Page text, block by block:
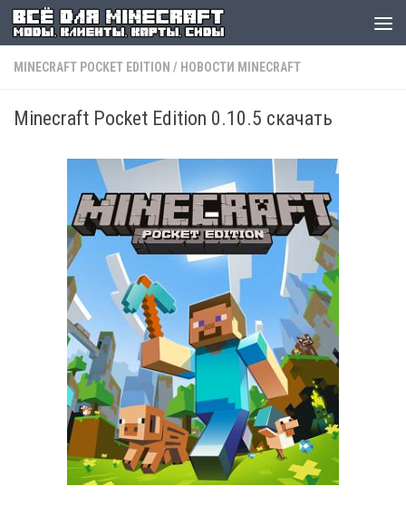
MINECRAFT POCKET EDITION / НОВОСТИ MINECRAFT
Minecraft Pocket Edition 0.10.5 скачать